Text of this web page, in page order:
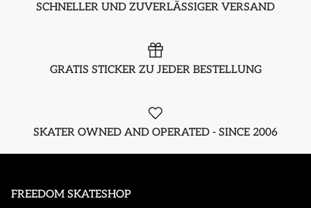
SCHNELLER UND ZUVERLÄSSIGER VERSAND
GRATIS STICKER ZU JEDER BESTELLUNG
SKATER OWNED AND OPERATED - SINCE 2006
FREEDOM SKATESHOP